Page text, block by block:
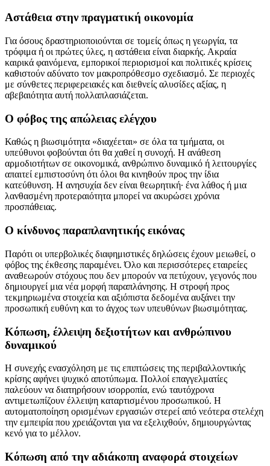
Αστάθεια στην πραγματική οικονομία
Για όσους δραστηριοποιούνται σε τομείς όπως η γεωργία, τα
τρόφιμα ή οι πρώτες ύλες, η αστάθεια είναι διαρκής. Ακραία
καιρικά φαινόμενα, εμπορικοί περιορισμοί και πολιτικές κρίσεις
καθιστούν αδύνατο τον μακροπρόθεσμο σχεδιασμό. Σε περιοχές
με σύνθετες περιφερειακές και διεθνείς αλυσίδες αξίας, η
αβεβαιότητα αυτή πολλαπλασιάζεται.
Ο φόβος της απώλειας ελέγχου
Καθώς η βιωσιμότητα «διαχέεται» σε όλα τα τμήματα, οι
υπεύθυνοι φοβούνται ότι θα χαθεί η συνοχή. Η ανάθεση
αρμοδιοτήτων σε οικονομικά, ανθρώπινο δυναμικό ή λειτουργίες
απαιτεί εμπιστοσύνη ότι όλοι θα κινηθούν προς την ίδια
κατεύθυνση. Η ανησυχία δεν είναι θεωρητική· ένα λάθος ή μια
λανθασμένη προτεραιότητα μπορεί να ακυρώσει χρόνια
προσπάθειας.
Ο κίνδυνος παραπλανητικής εικόνας
Παρότι οι υπερβολικές διαφημιστικές δηλώσεις έχουν μειωθεί, ο
φόβος της έκθεσης παραμένει. Όλο και περισσότερες εταιρείες
αναθεωρούν στόχους που δεν μπορούν να πετύχουν, γεγονός που
δημιουργεί μια νέα μορφή παραπλάνησης. Η στροφή προς
τεκμηριωμένα στοιχεία και αξιόπιστα δεδομένα αυξάνει την
προσωπική ευθύνη και το άγχος των υπευθύνων βιωσιμότητας.
Κόπωση, έλλειψη δεξιοτήτων και ανθρώπινου
δυναμικού
Η συνεχής ενασχόληση με τις επιπτώσεις της περιβαλλοντικής
κρίσης αφήνει ψυχικό αποτύπωμα. Πολλοί επαγγελματίες
παλεύουν να διατηρήσουν ισορροπία, ενώ ταυτόχρονα
αντιμετωπίζουν έλλειψη καταρτισμένου προσωπικού. Η
αυτοματοποίηση ορισμένων εργασιών στερεί από νεότερα στελέχη
την εμπειρία που χρειάζονται για να εξελιχθούν, δημιουργώντας
κενό για το μέλλον.
Κόπωση από την αδιάκοπη αναφορά στοιχείων